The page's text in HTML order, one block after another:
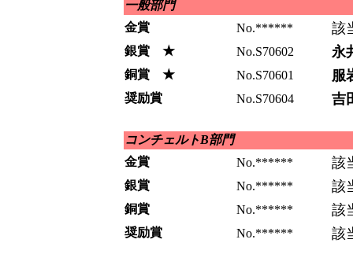
一般部門
金賞
No.****** 該
銀賞 ★ No.S70602 永
銅賞 ★ No.S70601 服
奨励賞 No.S70604 吉
コンチェルトB部門
金賞
No.****** 該
銀賞 No.****** 該
銅賞 No.****** 該
奨励賞 No.****** 該